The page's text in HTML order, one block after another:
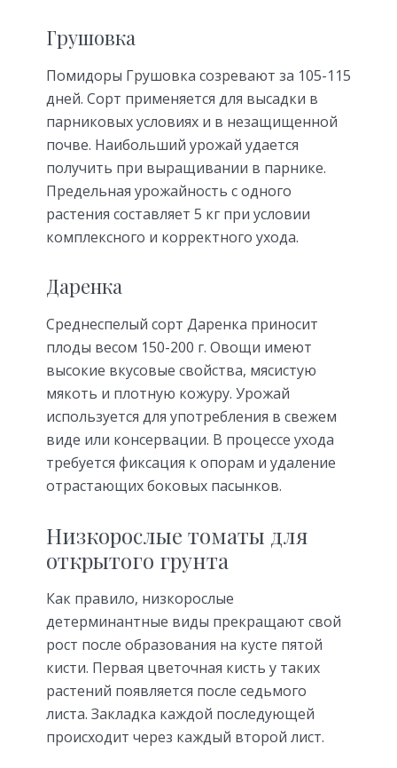
Грушовка
Помидоры Грушовка созревают за 105-115
дней. Сорт применяется для высадки в
парниковых условиях и в незащищенной
почве. Наибольший урожай удается
получить при выращивании в парнике.
Предельная урожайность с одного
растения составляет 5 кг при условии
комплексного и корректного ухода.
Даренка
Среднеспелый сорт Даренка приносит
плоды весом 150-200 г. Овощи имеют
высокие вкусовые свойства, мясистую
мякоть и плотную кожуру. Урожай
используется для употребления в свежем
виде или консервации. В процессе ухода
требуется фиксация к опорам и удаление
отрастающих боковых пасынков.
Низкорослые томаты для
открытого грунта
Как правило, низкорослые
детерминантные виды прекращают свой
рост после образования на кусте пятой
кисти. Первая цветочная кисть у таких
растений появляется после седьмого
листа. Закладка каждой последующей
происходит через каждый второй лист.